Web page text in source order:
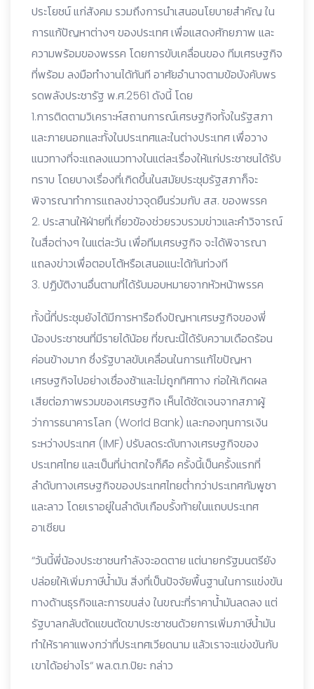
ประโยชน์ แก่สังคม รวมถึงการนำเสนอนโยบายสำคัญ ใน
การแก้ปัญหาต่างๆ ของประเทศ เพื่อแสดงศักยภาพ และ
ความพร้อมของพรรค โดยการขับเคลื่อนของ ทีมเศรษฐกิจ
ที่พร้อม ลงมือทำงานได้ทันที อาศัยอำนาจตามข้อบังคับพร
รดพลังประชารัฐ พ.ศ.2561 ดังนี้ โดย
1.การติดตามวิเคราะห์สถานการณ์เศรษฐกิจทั้งในรัฐสภา
และภายนอกและทั้งในประเทศและในต่างประเทศ เพื่อวาง
แนวทางที่จะแถลงแนวทางในแต่ละเรื่องให้แก่ประชาชนได้รับ
ทราบ โดยบางเรื่องที่เกิดขึ้นในสมัยประชุมรัฐสภาก็จะ
พิจารณาทำการแถลงข่าวจุดยืนร่วมกับ สส. ของพรรค
2. ประสานให้ฝ่ายที่เกี่ยวข้องช่วยรวบรวมข่าวและคำวิจารณ์
ในสื่อต่างๆ ในแต่ละวัน เพื่อทีมเศรษฐกิจ จะได้พิจารณา
แถลงข่าวเพื่อตอบโต้หรือเสนอแนะได้ทันท่วงที
3. ปฏิบัติงานอื่นตามที่ได้รับมอบหมายจากหัวหน้าพรรค
ทั้งนี้ที่ประชุมยังได้มีการหารือถึงปัญหาเศรษฐกิจของพี่
น้องประชาชนที่มีรายได้น้อย ที่ขณะนี้ได้รับความเดือดร้อน
ค่อนข้างมาก ซึ่งรัฐบาลขับเคลื่อนในการแก้ไขปัญหา
เศรษฐกิจไปอย่างเชื่องช้าและไม่ถูกทิศทาง ก่อให้เกิดผล
เสียต่อภาพรวมของเศรษฐกิจ เห็นได้ชัดเจนจากสภาผู้
ว่าการธนาคารโลก (World Bank) และกองทุนการเงิน
ระหว่างประเทศ (IMF) ปรับลดระดับทางเศรษฐกิจของ
ประเทศไทย และเป็นที่น่าตกใจก็คือ ครั้งนี้เป็นครั้งแรกที่
ลำดับทางเศรษฐกิจของประเทศไทยต่ำกว่าประเทศกัมพูชา
และลาว โดยเราอยู่ในลำดับเกือบรั้งท้ายในแถบประเทศ
อาเซียน
“วันนี้พี่น้องประชาชนกำลังจะอดตาย แต่นายกรัฐมนตรียัง
ปล่อยให้เพิ่มภาษีน้ำมัน สิ่งที่เป็นปัจจัยพื้นฐานในการแข่งขัน
ทางด้านธุรกิจและการขนส่ง ในขณะที่ราคาน้ำมันลดลง แต่
รัฐบาลกลับตัดแขนตัดขาประชาชนด้วยการเพิ่มภาษีน้ำมัน
ทำให้ราคาแพงกว่าที่ประเทศเวียดนาม แล้วเราจะแข่งขันกับ
เขาได้อย่างไร“ พล.ต.ท.ปิยะ กล่าว